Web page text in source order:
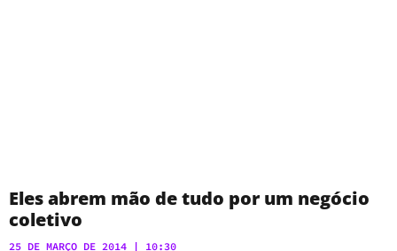
Eles abrem mão de tudo por um negócio
coletivo
25 DE MARÇO DE 2014 10:30